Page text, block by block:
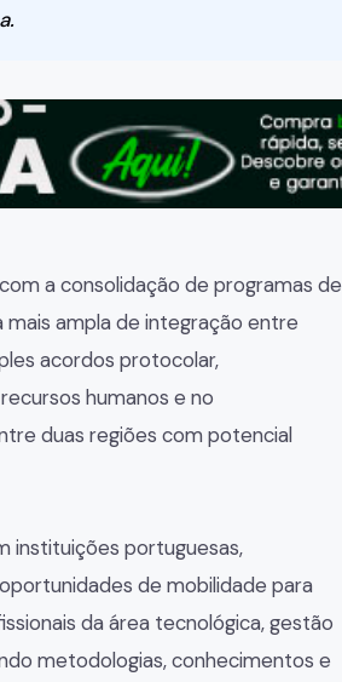
a consolidação de programas de
ampla de integração entre
acordos protocolar,
humanos e no
duas regiões com potencial
instituições portuguesas,
de mobilidade para
da área tecnológica, gestão
metodologias, conhecimentos e